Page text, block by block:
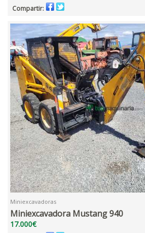
Compartir:
Miniexcavadoras
Miniexcavadora Mustang 940
17.000€